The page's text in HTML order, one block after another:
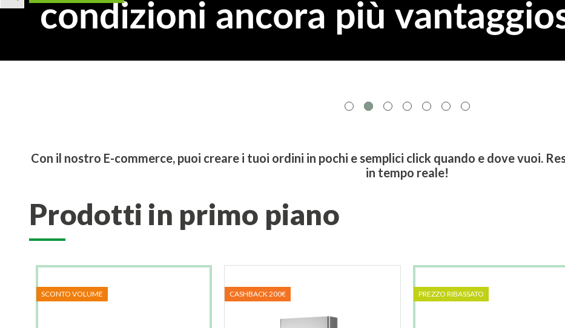
Potenza imbattibile. Valore imbattibile.
sempre aggiornato!
Decarbonizzazione, elettrificazione ed efficienza energetica/
Con il nostro E-commerce, puoi creare i tuoi ordini in pochi e semplici click quando e dove vuoi.
in tempo reale!
Prodotti in primo piano
SCONTO VOLUME CASHBACK 200€ PREZZO RIBASSATO